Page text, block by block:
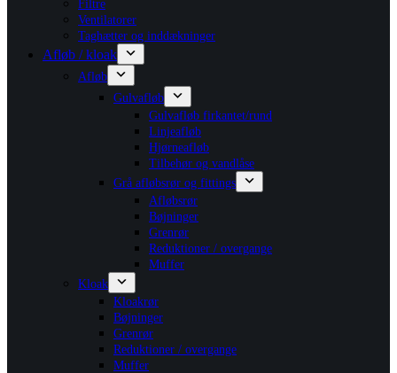
Filtre
Ventilatorer
Taghætter og inddækninger
Afløb / kloak
Afløb
Gulvafløb
Gulvafløb firkantet/rund
Linjeafløb
Hjørneafløb
Tilbehør og vandlåse
Grå afløbsrør og fittings
Afløbsrør
Bøjninger
Grenrør
Reduktioner / overgange
Muffer
Kloak
Kloakrør
Bøjninger
Grenrør
Reduktioner / overgange
Muffer